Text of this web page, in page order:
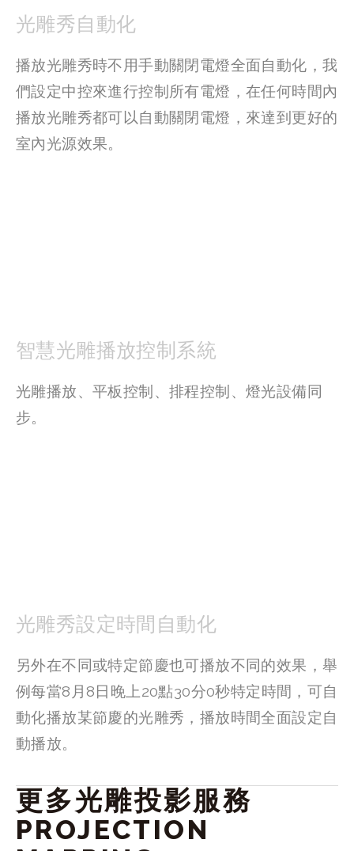
光雕秀自動化
播放光雕秀時不用手動關閉電燈全面自動化，我
們設定中控來進行控制所有電燈，在任何時間內
播放光雕秀都可以自動關閉電燈，來達到更好的
室內光源效果。
智慧光雕播放控制系統
光雕播放、平板控制、排程控制、燈光設備同
步。
光雕秀設定時間自動化
另外在不同或特定節慶也可播放不同的效果，舉
例每當8月8日晚上20點30分0秒特定時間，可自
動化播放某節慶的光雕秀，播放時間全面設定自
動播放。
更多光雕投影服務
PROJECTION